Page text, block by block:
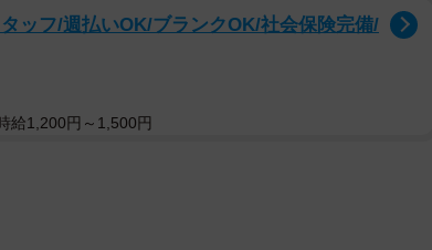
ッフ/週払いOK/ブランクOK/社会保険完備/
給1,200円～1,500円